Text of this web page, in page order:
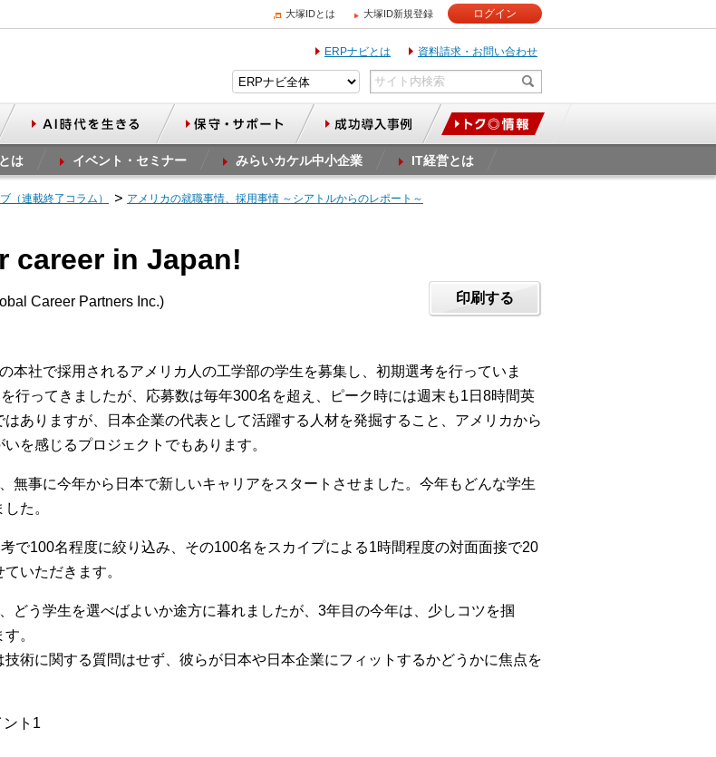
大塚IDとは 大塚ID新規登録 ログイン
ERPナビとは 資料請求・お問い合わせ
は イベント・セミナー みらいカケル中小企業 IT経営とは
（連載終了コラム）
アメリカの就職事情、採用事情 ～シアトルからのレポート～
career in Japan!
Career Partners Inc.) 印刷する
本社で採用されるアメリカ人の工学部の学生を募集し、初期選考を行っていま
行ってきましたが、応募数は毎年300名を超え、ピーク時には週末も1日8時間英
ありますが、日本企業の代表として活躍する人材を発掘すること、アメリカから
を感じるプロジェクトでもあります。
無事に今年から日本で新しいキャリアをスタートさせました。今年もどんな学生
た。
で100名程度に絞り込み、その100名をスカイプによる1時間程度の対面面接で20
いただきます。
どう学生を選べばよいか途方に暮れましたが、3年目の今年は、少しコツを掴
。
術に関する質問はせず、彼らが日本や日本企業にフィットするかどうかに焦点を
ト1